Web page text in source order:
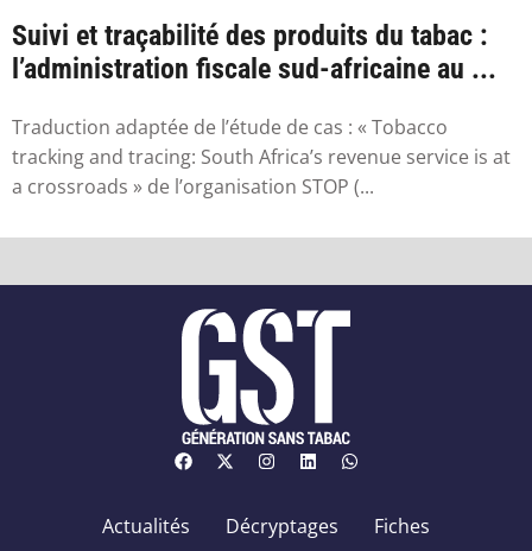
Suivi et traçabilité des produits du tabac :
l’administration fiscale sud-africaine au ...
Traduction adaptée de l’étude de cas : « Tobacco
tracking and tracing: South Africa’s revenue service is at
a crossroads » de l’organisation STOP (...
Actualités Décryptages
Fiches